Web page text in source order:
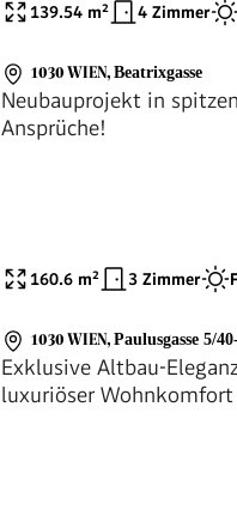
139.54 m² 4 Zimmer
1030 WIEN, Beatrixgasse
Neubauprojekt in
Ansprüche!
160.6 m² 3 Zimmer
1030 WIEN, Paulusgasse 5/
Exklusive Altbau-
luxuriöser Wohnkomfort